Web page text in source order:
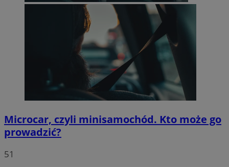
Microcar, czyli minisamochód. Kto może go
prowadzić?
51